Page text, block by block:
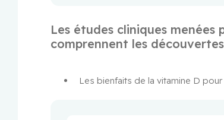
Les études cliniques menées
comprennent les
Les bienfaits de la vitamine D